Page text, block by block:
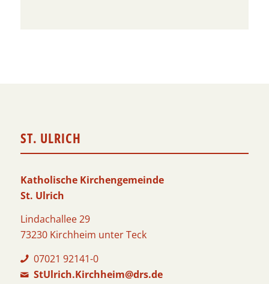
ST. ULRICH
Katholische Kirchengemeinde
St. Ulrich
Lindachallee 29
73230 Kirchheim unter Teck
07021 92141-0
StUlrich.Kirchheim@drs.de